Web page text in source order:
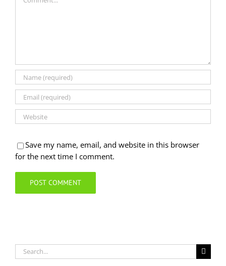
Save my name, email, and website in this browser
for the next time I comment.
Search
for: